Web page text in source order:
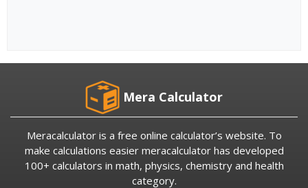
Mera Calculator
Meracalculator is a free online calculator’s website. To
make calculations easier meracalculator has developed
100+ calculators in math, physics, chemistry and health
category.